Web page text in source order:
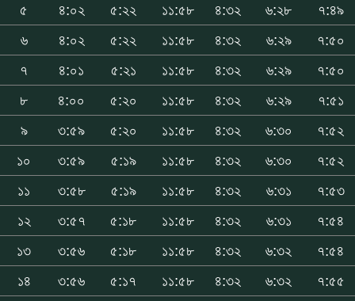
৫
৪:০২ ৫:২২ ১১:৫৮ ৪:৩২ ৬:২৮
৭:৪৯
৬
৪:০২ ৫:২২ ১১:৫৮ ৪:৩২ ৬:২৯
৭:৫০
৭
৪:০১ ৫:২১ ১১:৫৮ ৪:৩২ ৬:২৯
৭:৫০
৮
৪:০০ ৫:২০ ১১:৫৮ ৪:৩২ ৬:২৯
৭:৫১
৯
৩:৫৯ ৫:২০ ১১:৫৮ ৪:৩২ ৬:৩০
৭:৫২
১০
৩:৫৯ ৫:১৯ ১১:৫৮ ৪:৩২ ৬:৩০
৭:৫২
১১
৩:৫৮ ৫:১৯ ১১:৫৮ ৪:৩২ ৬:৩১
৭:৫৩
১২
৩:৫৭ ৫:১৮ ১১:৫৮ ৪:৩২ ৬:৩১
৭:৫৪
১৩
৩:৫৬ ৫:১৮ ১১:৫৮ ৪:৩২ ৬:৩২
৭:৫৪
১৪
৩:৫৬ ৫:১৭ ১১:৫৮ ৪:৩২ ৬:৩২
৭:৫৫